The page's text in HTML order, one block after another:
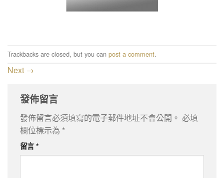
Trackbacks are closed, but you can post a comment.
Next →
發佈留言
發佈留言必須填寫的電子郵件地址不會公開。 必填
欄位標示為 *
留言*